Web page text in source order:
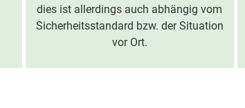
dies ist allerdings auch abhängig vom
Sicherheitsstandard bzw. der Situation
vor Ort.